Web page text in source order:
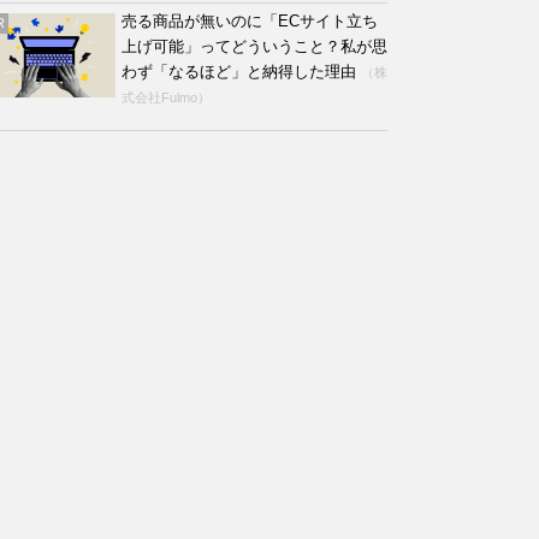
売る商品が無いのに「ECサイト立ち
上げ可能」ってどういうこと？私が思
わず「なるほど」と納得した理由
（株
式会社Fulmo）